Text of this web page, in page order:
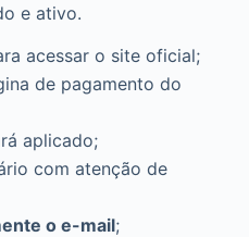
e ativo.
acessar o site oficial;
de pagamento do
aplicado;
com atenção de
o e-mail;